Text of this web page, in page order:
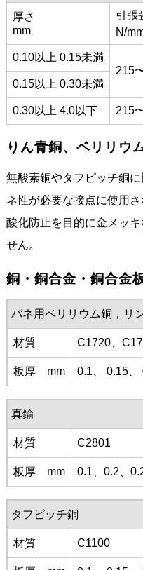
厚さ
mm
引張
N/
0.10以上 0.15未満
215
0.15以上 0.30未満
0.30以上 4.0以下 215
りん青銅、ベリリウ
無酸素銅やタフピッチ銅
ネ性が必要な接点に使用
酸化防止を目的に金メッ
せん。
銅・銅合金・銅合金
バネ用ベリリウム銅，リ
材質 C1720、
板厚 mm 0.1、 0.15、
真鍮
材質 C2801
板厚 mm 0.1、0.2、
タフピッチ銅
材質 C1100